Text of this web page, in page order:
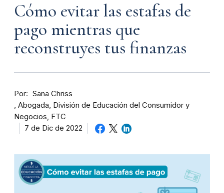
Cómo evitar las estafas de
pago mientras que
reconstruyes tus finanzas
Por
Sana Chriss
Abogada, División de Educación del Consumidor y
Negocios, FTC
7 de Dic de 2022